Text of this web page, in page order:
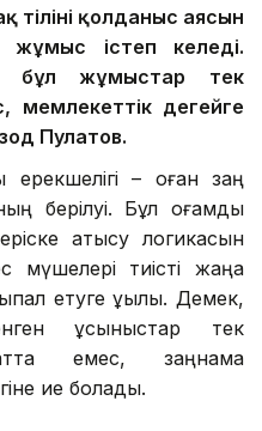
қолданыс аясын
жұмыс істеп келеді.
бұл жұмыстар тек
деңгейге
Пулатов.
– оған заң
берілуі. Бұл қоғамдық
қатысу логикасын
мүшелері тиісті жаңа
етуге құқылы. Демек,
ұсыныстар тек
емес, заңнама
ие болады.